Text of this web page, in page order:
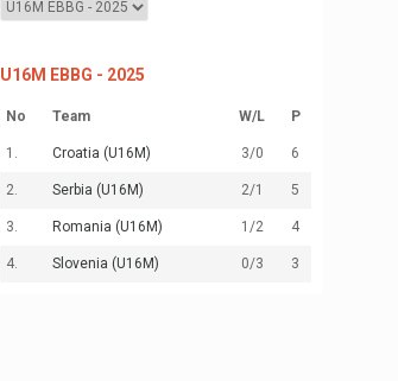
U16M EBBG - 2025
No Team W/L P
1. Croatia (U16M) 3/0 6
2. Serbia (U16M) 2/1 5
3. Romania (U16M) 1 /2 4
4. Slovenia (U16M) 0/3 3